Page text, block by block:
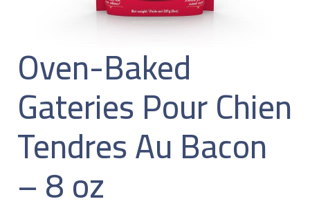
Oven-Baked
Gateries Pour Chien
Tendres Au Bacon
– 8 oz